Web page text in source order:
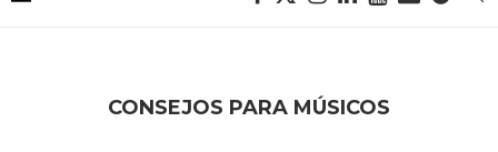
CONSEJOS PARA MÚSICOS